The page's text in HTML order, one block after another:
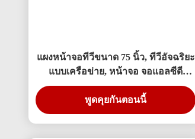
แผงหน้าจอทีวีขนาด 75 นิ้ว, ทีวีอัจฉริยะ
แบบเครือข่าย, หน้าจอ จอแอลซีดี
สำหรับเปลี่ยน BOE แอลจี Hisense
พูดคุยกันตอนนี้